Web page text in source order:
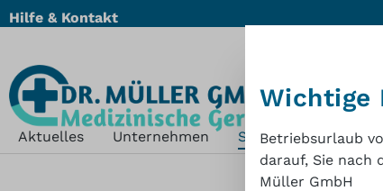
Hauptinhalt springen
Zur Suche springen
Zur Hauptnavigation springen
Hilfe & Kontakt
Aktuelles Unternehmen Shop
Wichtige
Betriebsurlaub
darauf, Sie nach
Müller GmbH